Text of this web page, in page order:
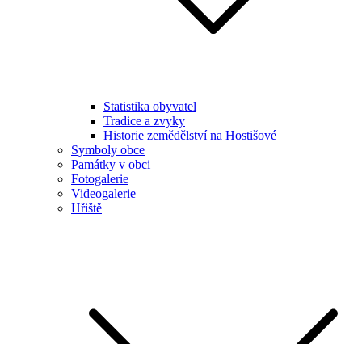
Statistika obyvatel
Tradice a zvyky
Historie zemědělství na Hostišové
Symboly obce
Památky v obci
Fotogalerie
Videogalerie
Hřiště